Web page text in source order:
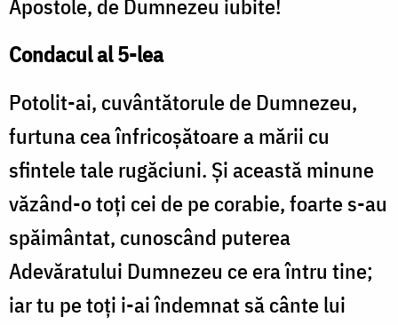
Apostole, de Dumnezeu iubite!
Condacul al 5-lea
Potolit-ai, cuvântătorule de Dumnezeu,
furtuna cea înfricoşătoare a mării cu
sfintele tale rugăciuni. Şi această minune
văzând-o toţi cei de pe corabie, foarte s-au
spăimântat, cunoscând puterea
Adevăratului Dumnezeu ce era întru tine;
iar tu pe toţi i-ai îndemnat să cânte lui